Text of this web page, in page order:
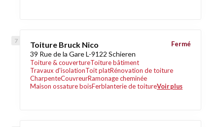
Toiture Bruck Nico
39 Rue de la Gare L-9122 Schieren
Toiture & couvertureToiture bâtiment
Travaux d'isolationToit platRénovation de toiture
CharpenteCouvreurRamonage cheminée
Maison ossature boisFerblanterie de toitureVoir plus
Fermé